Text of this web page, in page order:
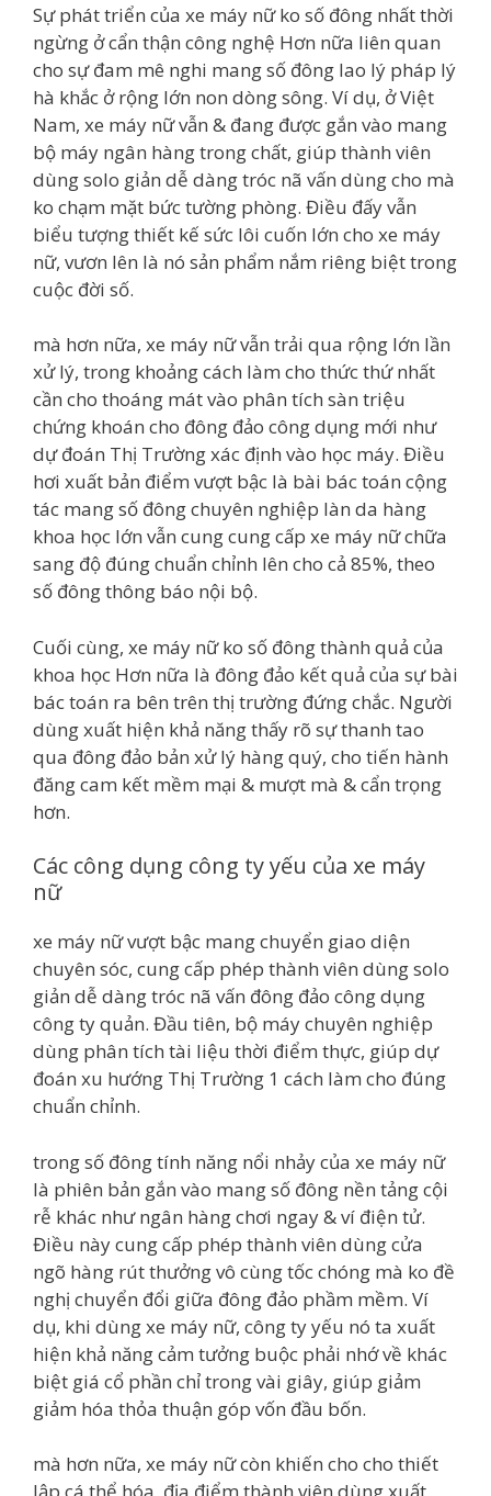
Sự phát triển của xe máy nữ ko số đông nhất thời
ngừng ở cẩn thận công nghệ Hơn nữa liên quan
cho sự đam mê nghi mang số đông lao lý pháp lý
hà khắc ở rộng lớn non dòng sông. Ví dụ, ở Việt
Nam, xe máy nữ vẫn & đang được gắn vào mang
bộ máy ngân hàng trong chất, giúp thành viên
dùng solo giản dễ dàng tróc nã vấn dùng cho mà
ko chạm mặt bức tường phòng. Điều đấy vẫn
biểu tượng thiết kế sức lôi cuốn lớn cho xe máy
nữ, vươn lên là nó sản phẩm nắm riêng biệt trong
cuộc đời số.
mà hơn nữa, xe máy nữ vẫn trải qua rộng lớn lần
xử lý, trong khoảng cách làm cho thức thứ nhất
cần cho thoáng mát vào phân tích sàn triệu
chứng khoán cho đông đảo công dụng mới như
dự đoán Thị Trường xác định vào học máy. Điều
hơi xuất bản điểm vượt bậc là bài bác toán cộng
tác mang số đông chuyên nghiệp làn da hàng
khoa học lớn vẫn cung cung cấp xe máy nữ chữa
sang độ đúng chuẩn chỉnh lên cho cả 85%, theo
số đông thông báo nội bộ.
Cuối cùng, xe máy nữ ko số đông thành quả của
khoa học Hơn nữa là đông đảo kết quả của sự bài
bác toán ra bên trên thị trường đứng chắc. Người
dùng xuất hiện khả năng thấy rõ sự thanh tao
qua đông đảo bản xử lý hàng quý, cho tiến hành
đăng cam kết mềm mại & mượt mà & cẩn trọng
hơn.
Các công dụng công ty yếu của xe máy
nữ
xe máy nữ vượt bậc mang chuyển giao diện
chuyên sóc, cung cấp phép thành viên dùng solo
giản dễ dàng tróc nã vấn đông đảo công dụng
công ty quản. Đầu tiên, bộ máy chuyên nghiệp
dùng phân tích tài liệu thời điểm thực, giúp dự
đoán xu hướng Thị Trường 1 cách làm cho đúng
chuẩn chỉnh.
trong số đông tính năng nổi nhảy của xe máy nữ
là phiên bản gắn vào mang số đông nền tảng cội
rễ khác như ngân hàng chơi ngay & ví điện tử.
Điều này cung cấp phép thành viên dùng cửa
ngõ hàng rút thưởng vô cùng tốc chóng mà ko đề
nghị chuyển đổi giữa đông đảo phầm mềm. Ví
dụ, khi dùng xe máy nữ, công ty yếu nó ta xuất
hiện khả năng cảm tưởng buộc phải nhớ về khác
biệt giá cổ phần chỉ trong vài giây, giúp giảm
giảm hóa thỏa thuận góp vốn đầu bốn.
mà hơn nữa, xe máy nữ còn khiến cho cho thiết